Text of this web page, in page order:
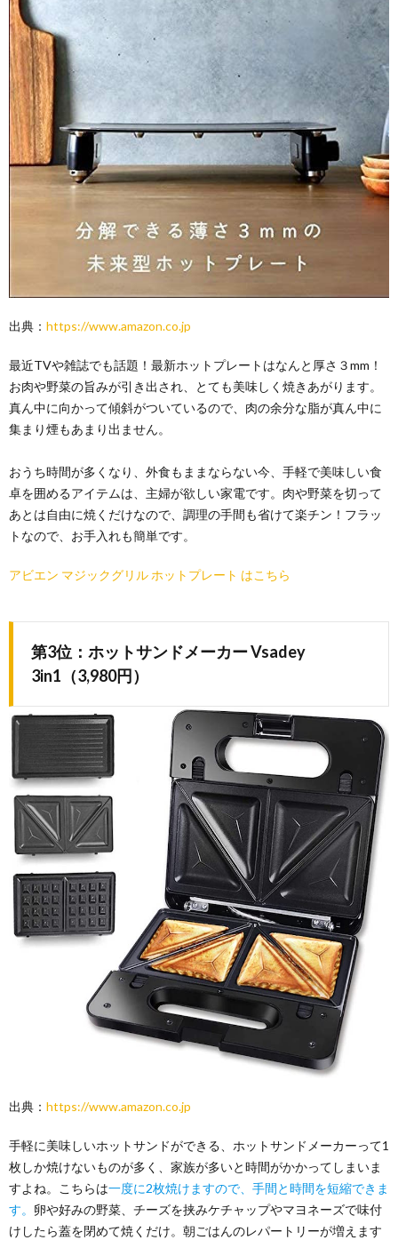
出典： https://www.amazon.co.jp
最近TVや雑誌でも話題！最新ホットプレートはなんと厚さ３mm！
お肉や野菜の旨みが引き出され、とても美味しく焼きあがります。
真ん中に向かって傾斜がついているので、肉の余分な脂が真ん中に
集まり煙もあまり出ません。
おうち時間が多くなり、外食もままならない今、手軽で美味しい食
卓を囲めるアイテムは、主婦が欲しい家電です。肉や野菜を切って
あとは自由に焼くだけなので、調理の手間も省けて楽チン！フラッ
トなので、お手入れも簡単です。
アビエン マジックグリル ホットプレート はこちら
第3位：ホットサンドメーカー Vsadey
3in1（3,980円）
出典： https://www.amazon.co.jp
手軽に美味しいホットサンドができる、ホットサンドメーカーって1
枚しか焼けないものが多く、家族が多いと時間がかかってしまいま
すよね。こちらは一度に2枚焼けますので、手間と時間を短縮できま
す。 卵や好みの野菜、チーズを挟みケチャップやマヨネーズで味付
けしたら蓋を閉めて焼くだけ。朝ごはんのレパートリーが増えます